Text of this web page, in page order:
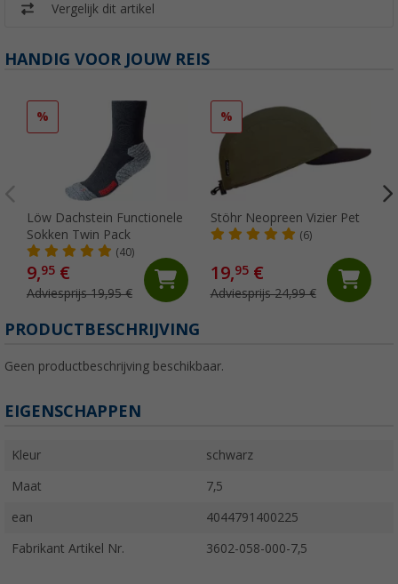
Vergelijk dit artikel
HANDIG VOOR JOUW REIS
%
Löw Dachstein Functionele
Sokken Twin Pack
(40)
9,95 €
Adviesprijs 19,95 €
%
Stöhr Neopreen Vizier Pet
(6)
19,95€
Adviesprijs 24,99 €
PRODUCTBESCHRIJVING
Geen productbeschrijving beschikbaar.
EIGENSCHAPPEN
Kleur schwarz
Maat 7,5
ean 4044791400225
Fabrikant Artikel Nr. 3602-058-000-7,5